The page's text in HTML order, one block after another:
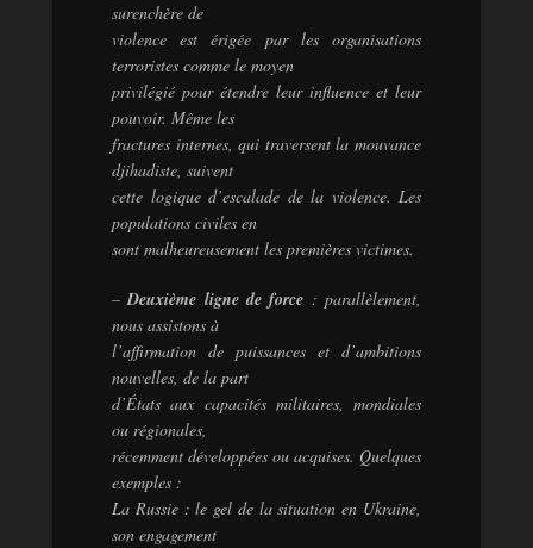
surenchère de
violence est érigée par les organisations
terroristes comme le moyen
privilégié pour étendre leur influence et leur
pouvoir. Même les
fractures internes, qui traversent la mouvance
djihadiste, suivent
cette logique d’escalade de la violence. Les
populations civiles en
sont malheureusement les premières victimes.
–Deuxième ligne de force : parallèlement,
nous assistons à
l’affirmation de puissances et d’ambitions
nouvelles, de la part
d’États aux capacités militaires, mondiales
ou régionales,
récemment développées ou acquises. Quelques
exemples :
La Russie : le gel de la situation en Ukraine,
son engagement